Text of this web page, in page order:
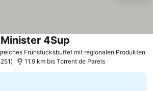
Frühstücksbuffet mit regionalen Produkten
4Sup
11.9 km bis Torrent de Pareis